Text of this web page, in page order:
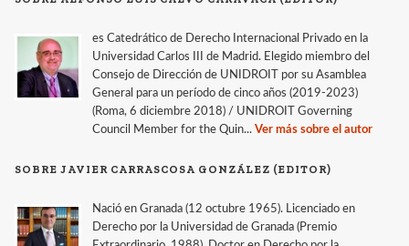
es Catedrático de Derecho Internacional Privado en la
Universidad Carlos III de Madrid. Elegido miembro del
Consejo de Dirección de UNIDROIT por su Asamblea
General para un período de cinco años (2019-2023)
(Roma, 6 diciembre 2018) / UNIDROIT Governing
Council Member for the Quin... Ver más sobre el autor
SOBRE JAVIER CARRASCOSA GONZÁLEZ (EDITOR)
Nació en Granada (12 octubre 1965). Licenciado en
Derecho por la Universidad de Granada (Premio